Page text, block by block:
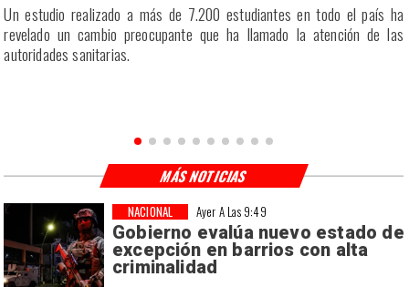
Un estudio realizado a más de 7.200 estudiantes en todo el país ha
revelado un cambio preocupante que ha llamado la atención de las
autoridades sanitarias.
Ayer A Las 9:49
Gobierno evalúa nuevo estado de
excepción en barrios con alta
criminalidad
NACIONAL
MÁS NOTICIAS